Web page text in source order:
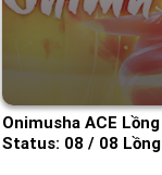
Onimusha ACE
Status: 08 / 08